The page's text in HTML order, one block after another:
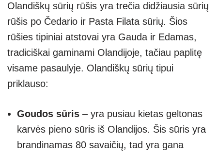
Olandiškų sūrių rūšis yra trečia didžiausia sūrių
rūšis po Čedario ir Pasta Filata sūrių. Šios
rūšies tipiniai atstovai yra Gauda ir Edamas,
tradiciškai gaminami Olandijoje, tačiau paplitę
visame pasaulyje. Olandiškų sūrių tipui
priklauso:
Goudos sūris – yra pusiau kietas geltonas
karvės pieno sūris iš Olandijos. Šis sūris yra
brandinamas 80 savaičių, tad yra gana